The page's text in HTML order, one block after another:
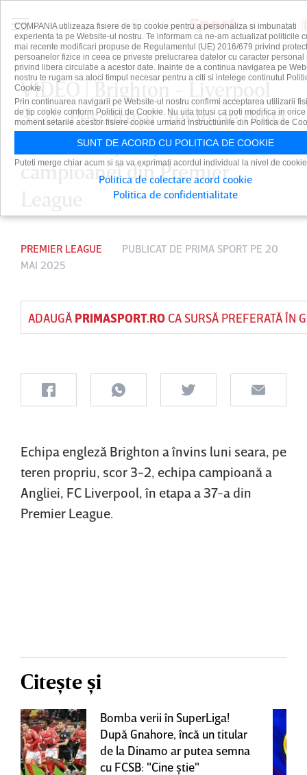
VIDEO | Brighton - Liverpool
3-2! „Pescăruşii” revin de două
ori şi se impun pe final în faţa
campioanei din Premier
PREMIER LEAGUE PUBLICAT DE PRIMA SPORT PE 20
MAI 2025
ADAUGĂ PRIMASPORT.ROCA SURSĂ PREFERATĂ ÎN
Echipa engleză Brighton a învins luni seara, pe
teren propriu, scor 3-2, echipa campioană a
Angliei, FC Liverpool, în etapa a 37-a din
Premier League.
Citește și
Bomba verii în SuperLiga!
După Gnahore, încă un titular
de la Dinamo ar putea semna
cu FCSB: "Cine ştie"
COMPANIA utilizeaza fisiere de tip cookie pentru a personaliza si imbunatati
experienta ta pe Website-ul nostru. Te informam ca ne-am actualizat politicile
mai recente modificari propuse de Regulamentul (UE) 2016/679 privind
persoanelor fizice in ceea ce priveste prelucrarea datelor cu caracter personal
privind libera circulatie a acestor date. Inainte de a continua navigarea pe
nostru te rugam sa aloci timpul necesar pentru a citi si intelege continutul
Cookie.
Prin continuarea navigarii pe Website-ul nostru confirmi acceptarea utilizarii
de tip cookie conform Politicii de Cookie. Nu uita totusi ca poti modifica in orice
moment setarile acestor fisiere cookie urmand instructiunile din Politica de
SUNT DE ACORD CU POLITICA DE COOKIE
Puteti merge chiar acum si sa va exprimati acordul individual la nivel de
Politica de colectare acord cookie
Politica de confidentialitate